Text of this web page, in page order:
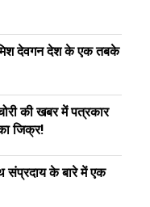
देवगन देश के एक तबके
की खबर में पत्रकार
जिक्र!
संप्रदाय के बारे में एक